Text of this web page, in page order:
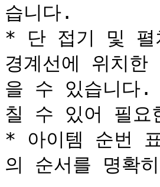
습니다.
* 단 접기 및 펼
경계선에 위치
을 수 있습니다.
칠 수 있어 필요
* 아이템 순번
의 순서를 명확